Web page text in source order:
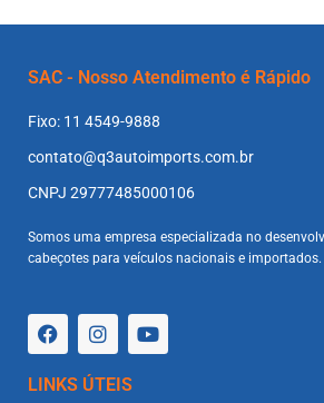
LINKS ÚTEIS
SAC - Nosso Atendimento é Rápido
Fixo: 11 4549-9888
contato@q3autoimports.com.br
CNPJ 29777485000106
Somos uma empresa especializada no
cabeçotes para veículos nacionais e importados.